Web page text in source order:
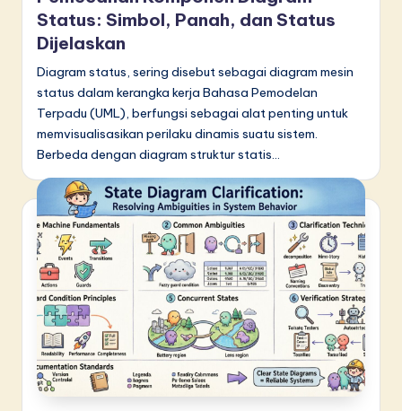
Status: Simbol, Panah, dan Status
Dijelaskan
Diagram status, sering disebut sebagai diagram mesin
status dalam kerangka kerja Bahasa Pemodelan
Terpadu (UML), berfungsi sebagai alat penting untuk
memvisualisasikan perilaku dinamis suatu sistem.
Berbeda dengan diagram struktur statis…